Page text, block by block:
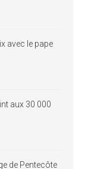
avec le pape
aux 30 000
de Pentecôte